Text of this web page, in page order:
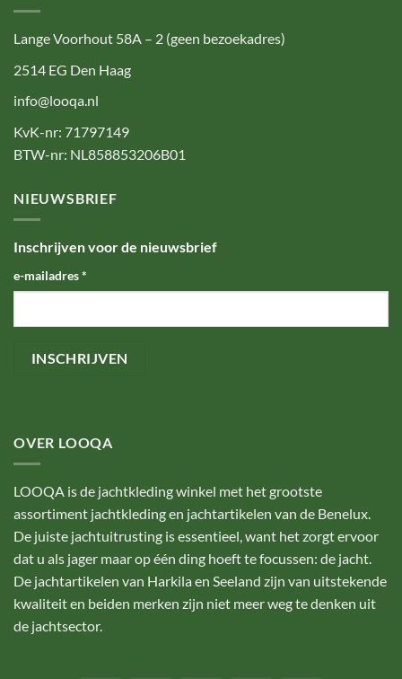
Lange Voorhout 58A – 2 (geen bezoekadres)
2514 EG Den Haag
info@looqa.nl
KvK-nr: 71797149
BTW-nr: NL858853206B01
NIEUWSBRIEF
Inschrijven voor de nieuwsbrief
e-mailadres*
OVER LOOQA
LOOQA is de jachtkleding winkel met het grootste
assortiment jachtkleding en jachtartikelen van de Benelux.
De juiste jachtuitrusting is essentieel, want het zorgt ervoor
dat u als jager maar op één ding hoeft te focussen: de jacht.
De jachtartikelen van Harkila en Seeland zijn van uitstekende
kwaliteit en beiden merken zijn niet meer weg te denken uit
de jachtsector.